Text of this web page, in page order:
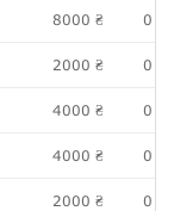
8000 ₴ 0
2000 ₴ 0
4000 ₴ 0
4000 ₴ 0
2000 ₴ 0